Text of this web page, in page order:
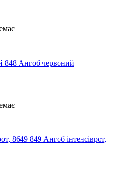
848 Ангоб червоний
849 Ангоб інтенсіврот,